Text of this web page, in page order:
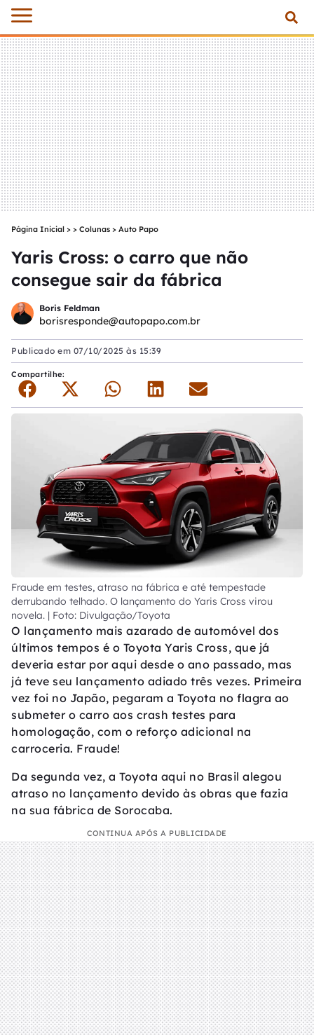
Página Inicial > Colunas > Auto Papo
Yaris Cross: o carro que não
consegue sair da fábrica
Boris Feldman
borisresponde@autopapo.com.br
Publicado em 07/10/2025 às 15:39
Compartilhe:
Fraude em testes, atraso na fábrica e até tempestade
derrubando telhado. O lançamento do Yaris Cross virou
novela. | Foto: Divulgação/Toyota
O lançamento mais azarado de automóvel dos
últimos tempos é o Toyota Yaris Cross, que já
deveria estar por aqui desde o ano passado, mas
já teve seu lançamento adiado três vezes. Primeira
vez foi no Japão, pegaram a Toyota no flagra ao
submeter o carro aos crash testes para
homologação, com o reforço adicional na
carroceria. Fraude!
Da segunda vez, a Toyota aqui no Brasil alegou
atraso no lançamento devido às obras que fazia
na sua fábrica de Sorocaba.
CONTINUA APÓS A PUBLICIDADE